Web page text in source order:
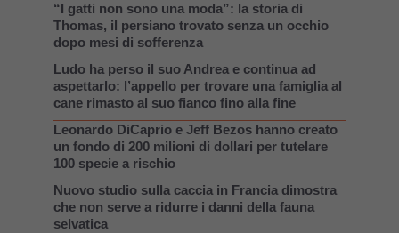
“I gatti non sono una moda”: la storia di
Thomas, il persiano trovato senza un occhio
dopo mesi di sofferenza
Ludo ha perso il suo Andrea e continua ad
aspettarlo: l’appello per trovare una famiglia al
cane rimasto al suo fianco fino alla fine
Leonardo DiCaprio e Jeff Bezos hanno creato
un fondo di 200 milioni di dollari per tutelare
100 specie a rischio
Nuovo studio sulla caccia in Francia dimostra
che non serve a ridurre i danni della fauna
selvatica